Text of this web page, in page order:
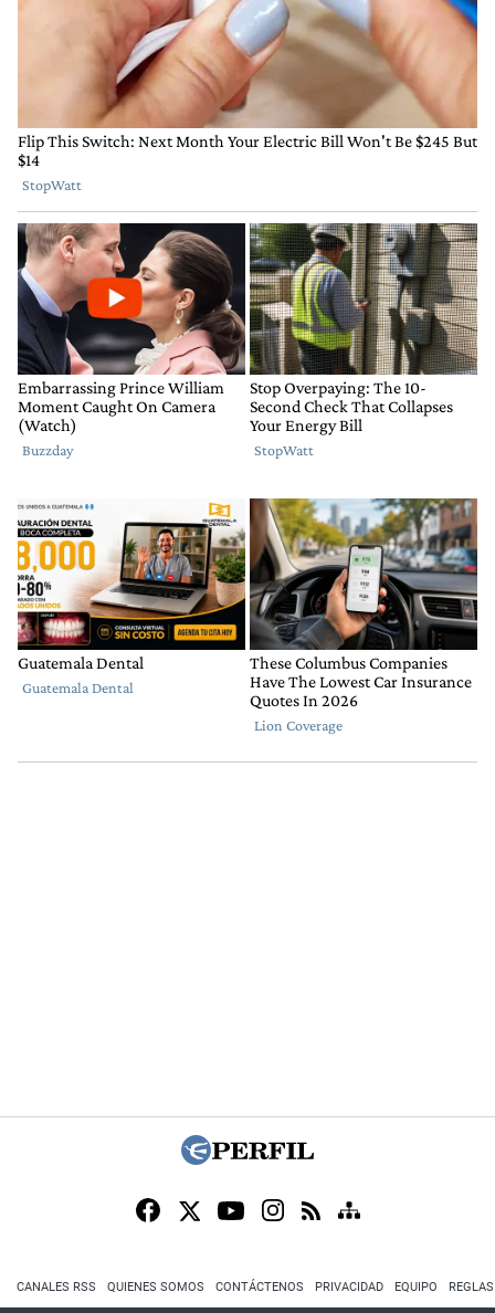
CANALES RSS QUIENES SOMOS CONTÁCTENOS PRIVACIDAD EQUIPO